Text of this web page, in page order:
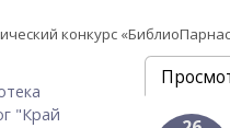
конкурс
"Край